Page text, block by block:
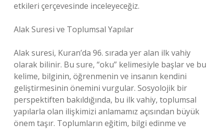
etkileri çerçevesinde inceleyeceğiz.
Alak Suresi ve Toplumsal Yapılar
Alak suresi, Kuran’da 96. sırada yer alan ilk vahiy
olarak bilinir. Bu sure, “oku” kelimesiyle başlar ve bu
kelime, bilginin, öğrenmenin ve insanın kendini
geliştirmesinin önemini vurgular. Sosyolojik bir
perspektiften bakıldığında, bu ilk vahiy, toplumsal
yapılarla olan ilişkimizi anlamamız açısından büyük
önem taşır. Toplumların eğitim, bilgi edinme ve